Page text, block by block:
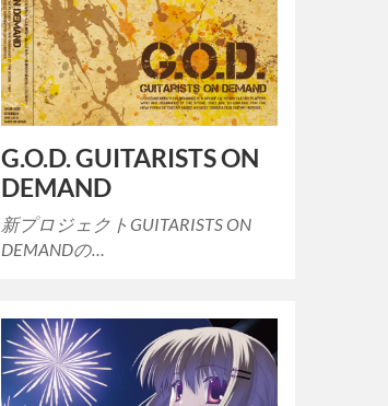
G.O.D. GUITARISTS ON
DEMAND
新プロジェクトGUITARISTS ON
DEMANDの…